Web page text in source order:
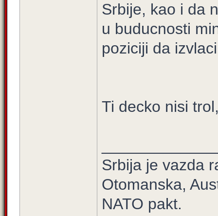
Srbije, kao i da
u buducnosti
poziciji da
Ti decko nisi
Srbija je vazda
Otomanska,
NATO pakt.